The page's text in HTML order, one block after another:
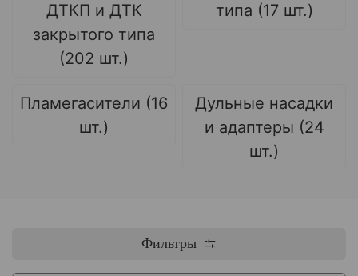
ДТКП и ДТК
закрытого типа
(202 шт.)
типа (17 шт.)
Пламегасители (16
шт.)
Дульные насадки
и адаптеры (24
шт.)
Фильтры